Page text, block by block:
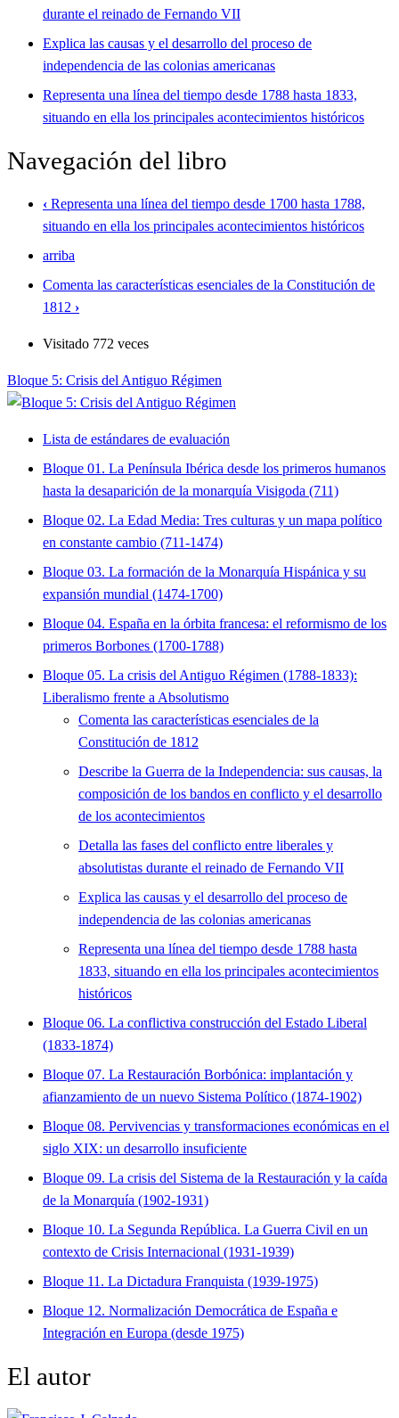
durante el reinado de Fernando VII
Explica las causas y el desarrollo del proceso de
independencia de las colonias americanas
Representa una línea del tiempo desde 1788 hasta 1833,
situando en ella los principales acontecimientos históricos
Navegación del libro
‹ Representa una línea del tiempo desde 1700 hasta 1788,
situando en ella los principales acontecimientos históricos
arriba
Comenta las características esenciales de la Constitución de
1812 ›
Visitado 772 veces
Bloque 5: Crisis del Antiguo Régimen
Lista de estándares de evaluación
Bloque 01. La Península Ibérica desde los primeros humanos
hasta la desaparición de la monarquía Visigoda (711)
Bloque 02. La Edad Media: Tres culturas y un mapa político
en constante cambio (711-1474)
Bloque 03. La formación de la Monarquía Hispánica y su
expansión mundial (1474-1700)
Bloque 04. España en la órbita francesa: el reformismo de los
primeros Borbones (1700-1788)
Bloque 05. La crisis del Antiguo Régimen (1788-1833):
Liberalismo frente a Absolutismo
Comenta las características esenciales de la
Constitución de 1812
Describe la Guerra de la Independencia: sus causas, la
composición de los bandos en conflicto y el desarrollo
de los acontecimientos
Detalla las fases del conflicto entre liberales y
absolutistas durante el reinado de Fernando VII
Explica las causas y el desarrollo del proceso de
independencia de las colonias americanas
Representa una línea del tiempo desde 1788 hasta
1833, situando en ella los principales acontecimientos
históricos
Bloque 06. La conflictiva construcción del Estado Liberal
(1833-1874)
Bloque 07. La Restauración Borbónica: implantación y
afianzamiento de un nuevo Sistema Político (1874-1902)
Bloque 08. Pervivencias y transformaciones económicas en el
siglo XIX: un desarrollo insuficiente
Bloque 09. La crisis del Sistema de la Restauración y la caída
de la Monarquía (1902-1931)
Bloque 10. La Segunda República. La Guerra Civil en un
contexto de Crisis Internacional (1931-1939)
Bloque 11. La Dictadura Franquista (1939-1975)
Bloque 12. Normalización Democrática de España e
Integración en Europa (desde 1975)
El autor